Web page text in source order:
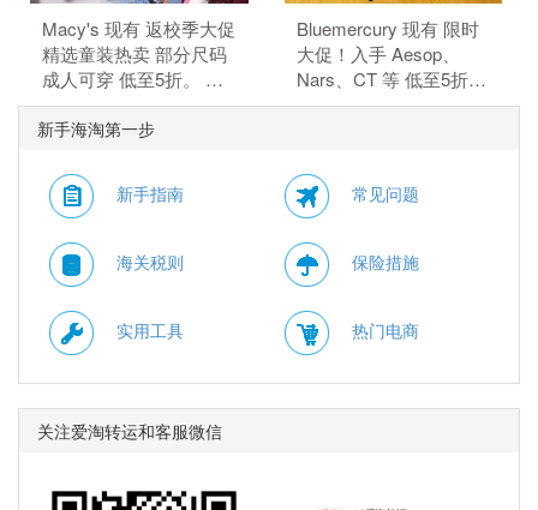
Macy's 现有 返校季大促
精选童装热卖 部分尺码
成人可穿 低至5折。 无
需使用优惠码。 有效期
至北京时间 2026年08月
Bluemercury 现有 限时
大促！入手 Aesop、
Nars、CT 等 低至5折。
部分商品可叠加额外8.5
至北京时间 2026年08月
10日11点59分。
新手海淘第一步
新手指南 常见问题
海关税则 保险措施
实用工具 热门电商
关注爱淘转运和客服微信